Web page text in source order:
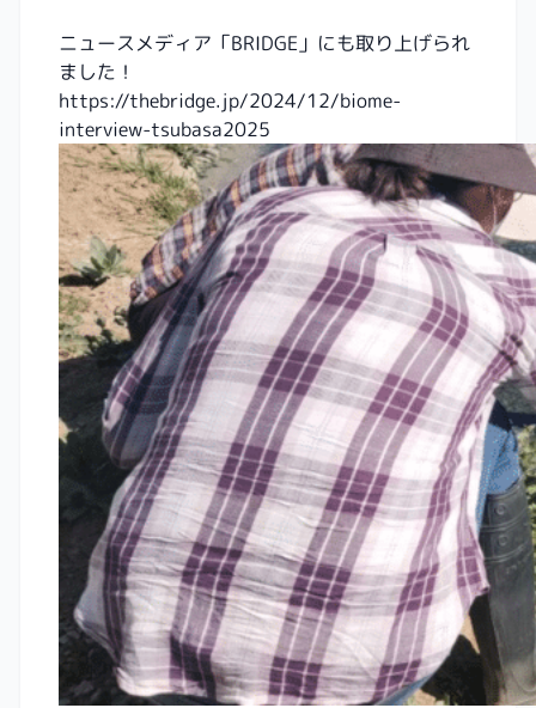
ニュースメディア「BRIDGE」にも取り上げられ
ました！
https://thebridge.jp/2024/12/biome-
interview-tsubasa2025